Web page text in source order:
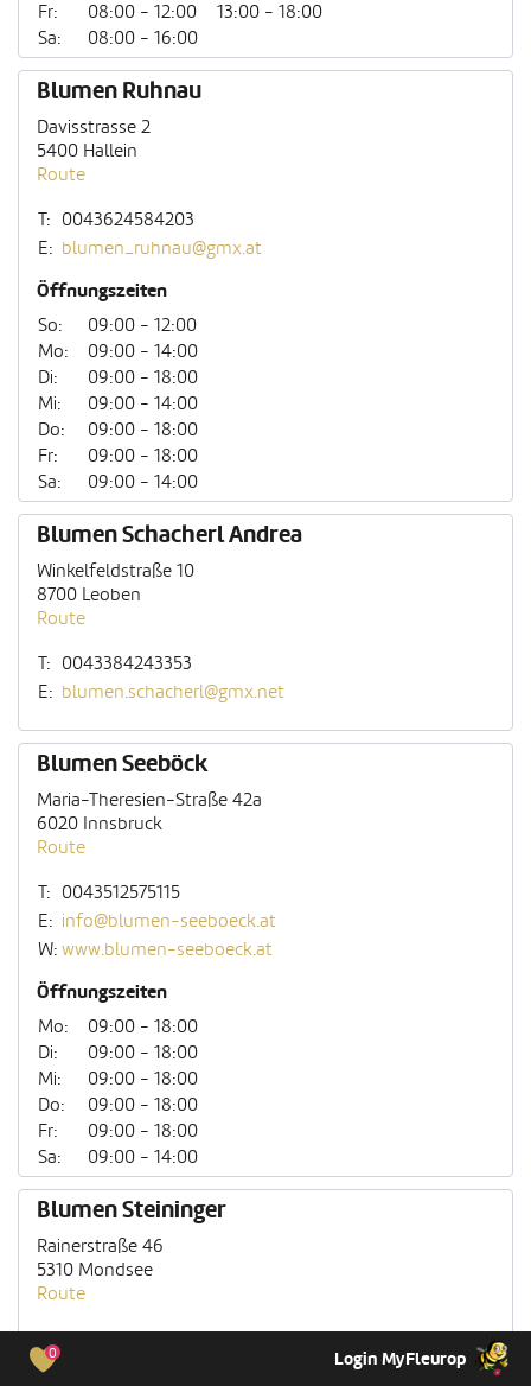
0 Login MyFleurop
Fr:
08:00 - 12:00
13:00 - 18:00
Sa:
08:00 - 16:00
Blumen Ruhnau
Davisstrasse 2
5400 Hallein
Route
T:
0043624584203
E: blumen_ruhnau@gmx.at
Öffnungszeiten
So:
09:00 - 12:00
Mo:
09:00 - 14:00
Di:
09:00 - 18:00
Mi:
09:00 - 14:00
Do:
09:00 - 18:00
Fr:
09:00 - 18:00
Sa:
09:00 - 14:00
Blumen Schacherl Andrea
Winkelfeldstraße 10
8700 Leoben
Route
T:
0043384243353
E: blumen.schacherl@gmx.net
Blumen Seeböck
Maria-Theresien-Straße 42a
6020 Innsbruck
Route
T:
0043512575115
E: info@blumen-seeboeck.at
W: www.blumen-seeboeck.at
Öffnungszeiten
Mo:
09:00 - 18:00
Di:
09:00 - 18:00
Mi:
09:00 - 18:00
Do:
09:00 - 18:00
Fr:
09:00 - 18:00
Sa:
09:00 - 14:00
Blumen Steininger
Rainerstraße 46
5310 Mondsee
Route
T: 062323303
E: